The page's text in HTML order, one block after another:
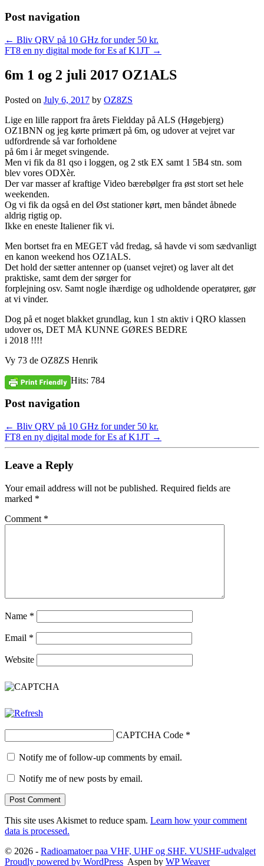
Post navigation
← Bliv QRV på 10 GHz for under 50 kr.
FT8 en ny digital mode for Es af K1JT →
6m 1 og 2 juli 2017 OZ1ALS
Posted on July 6, 2017 by OZ8ZS
Lige en lille rapport fra årets Fieldday på ALS (Høgebjerg)
OZ1BNN og jeg kørte primært på 6m, og udover at vejret var
udfordrende så var forholdene
på 6m i år meget svingende.
Men vi fik da 81 qso i loggen, og 2 stk EX samt 1 5B4 stn. som
blev vores ODXèr.
Der var masser af kraftige Video bærebølger fra øst stort set hele
weekenden.
Og vi fik da også en del Øst stationer kørt, men båndet åbnede
aldrig rigtig op.
Ikke en eneste Italiener fik vi.
Men bortset fra en MEGET våd fredag, så havde vi som sædvanligt
en kanon weekend hos OZ1ALS.
Det hold der sætter antenner op (uanset vejret) og laver alt det
praktiske, samt dem der sørger for
forplejning osv. Samt nogle ihærdige og udholdende operatører, gør
at vi vinder.
Dog på et noget blakket grundlag, kun 1 stn aktiv i QRO klassen
udover os, DET MÅ KUNNE GØRES BEDRE
i 2018 !!!!
Vy 73 de OZ8ZS Henrik
Hits: 784
Post navigation
← Bliv QRV på 10 GHz for under 50 kr.
FT8 en ny digital mode for Es af K1JT →
Leave a Reply
Your email address will not be published. Required fields are
marked *
Comment *
Name *
Email *
Website
CAPTCHA Code *
Notify me of follow-up comments by email.
Notify me of new posts by email.
This site uses Akismet to reduce spam. Learn how your comment
data is processed.
© 2026 - Radioamatoer paa VHF, UHF og SHF. VUSHF-udvalget
Proudly powered by WordPress Aspen by WP Weaver